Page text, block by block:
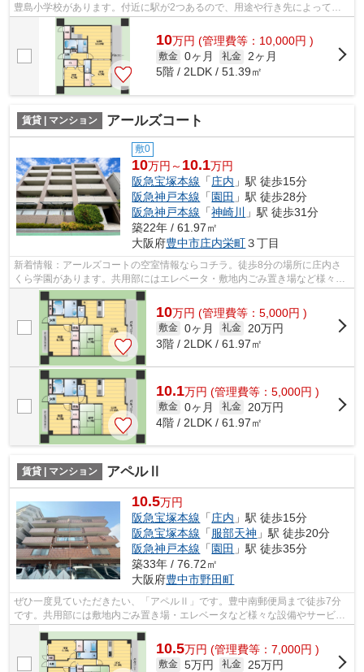
豊島小学校があります。付近に駅が2つあるので、用途や行き先によって経
路を選べる物件です。こちらは自走式駐...
10万円 (管理費等：10,000円 )
敷金 0ヶ月 礼金
2ヶ月
5階 / 2LDK / 51.39㎡
賃貸 | マンション アールズコート
敷0
10万円～ 10.1万円
阪急宝塚本線 「庄内 」駅 徒歩15分
阪急神戸本線 「園田 」駅 徒歩28分
阪急神戸本線 「神崎川
」駅 徒歩31分
築22年 / 61.97㎡
大阪府豊中市庄内栄町３丁目
新着情報：アールズコートの空室情報ならコチラ。徒歩8分の場所に庄内さ
くら学園があります。共用部にはエレベータ・敷地内ごみ置き場など様々な
設備やサービスが揃っているので便利で...
10万円 (管理費等：5,000円 )
敷金 0ヶ月 礼金
20万円
3階 / 2LDK / 61.97㎡
10.1万円 (管理費等：5,000円 )
敷金 0ヶ月 礼金
20万円
4階 / 2LDK / 61.97㎡
賃貸 | マンション アペルⅡ
10.5万円
阪急宝塚本線 「庄内 」駅 徒歩15分
阪急宝塚本線 「服部天神 」駅 徒歩20分
阪急神戸本線 「園田 」駅 徒歩35分
築33年 / 76.72㎡
大阪府豊中市野田町
ぜひ一度見ていただきたい、「アペルⅡ」です。豊中南郵便局まで徒歩7分
です。共用部には敷地内ごみ置き場・エレベータなど様々な設備やサービス
が揃っているので便利です。こちらの物...
10.5万円 (管理費等：7,000円 )
敷金 5万円 礼金
25万円